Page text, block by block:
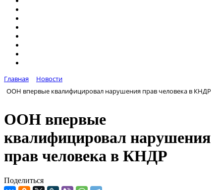
Главная
Новости
ООН впервые квалифицировал нарушения прав человека в КНДР
ООН впервые
квалифицировал нарушения
прав человека в КНДР
Поделиться